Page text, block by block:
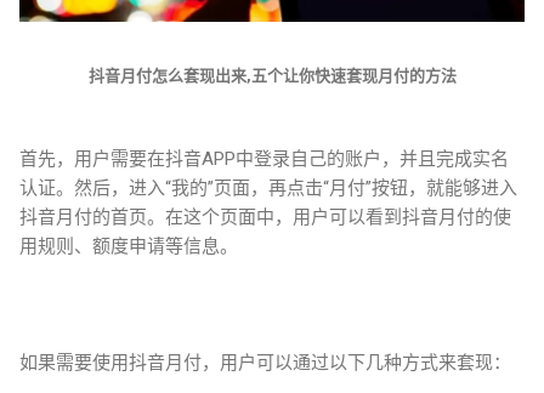
抖音月付怎么套现出来,五个让你快速套现月付的方法
首先，用户需要在抖音APP中登录自己的账户，并且完成实名
认证。然后，进入“我的”页面，再点击“月付”按钮，就能够进入
抖音月付的首页。在这个页面中，用户可以看到抖音月付的使
用规则、额度申请等信息。
如果需要使用抖音月付，用户可以通过以下几种方式来套现：